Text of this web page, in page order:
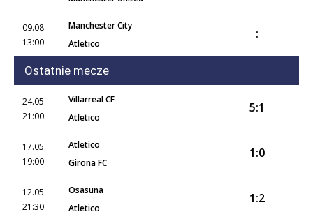
09.08
13:00
Manchester City
Atletico
:
Ostatnie mecze
24.05
21:00
Villarreal CF
Atletico
5:1
17.05
19:00
Atletico
Girona FC
1:0
12.05
21:30
Osasuna
Atletico
1:2